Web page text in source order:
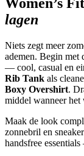
lagen
Niets zegt meer
ademen. Begin met
— cool, casual en
Rib Tank als
Boxy Overshirt.
middel wanneer het
Maak de look
zonnebril en
handsfree